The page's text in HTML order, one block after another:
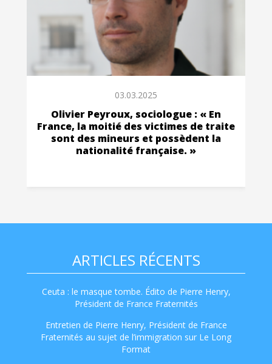
03.03.2025
Olivier Peyroux, sociologue : « En
France, la moitié des victimes de traite
sont des mineurs et possèdent la
nationalité française. »
ARTICLES RÉCENTS
Ceuta : le masque tombe. Édito de Pierre Henry,
Président de France Fraternités
Entretien de Pierre Henry, Président de France
Fraternités au sujet de l’immigration sur Le Long
Format